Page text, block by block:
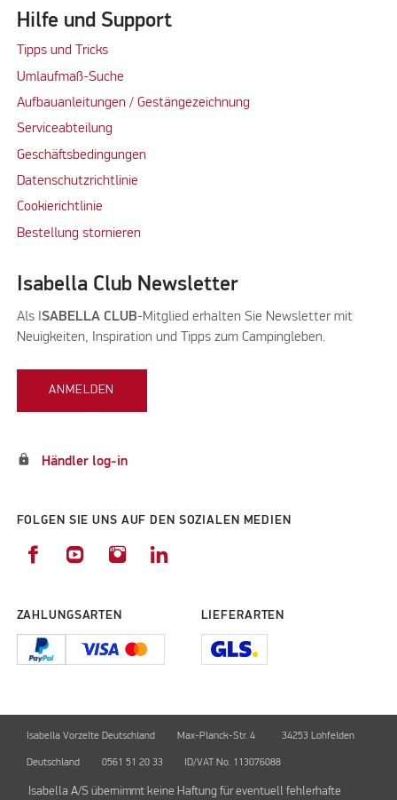
Hilfe und Support
Tipps und Tricks
Umlaufmaß-Suche
Aufbauanleitungen / Gestängezeichnung
Serviceabteilung
Geschäftsbedingungen
Datenschutzrichtlinie
Cookierichtlinie
Bestellung stornieren
Isabella Club Newsletter
Als I SABELLA CLUB-Mitglied erhalten Sie Newsletter mit
Neuigkeiten, Inspiration und Tipps zum Campingleben.
ANMELDEN
lock Händler log-in
FOLGEN SIE UNS AUF DEN SOZIALEN MEDIEN
ZAHLUNGSARTEN LIEFERARTEN
Isabella Vorzelte Deutschland Max-Planck-Str. 4 34253 Lohfelden
Deutschland 0561 51 20 33 ID/VAT No. 113076088
Isabella A/S übernimmt keine Haftung für eventuell fehlerhafte